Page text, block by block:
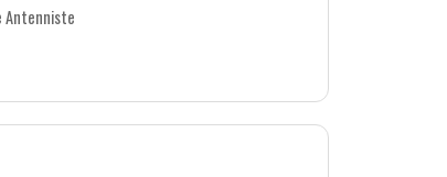
Antenniste